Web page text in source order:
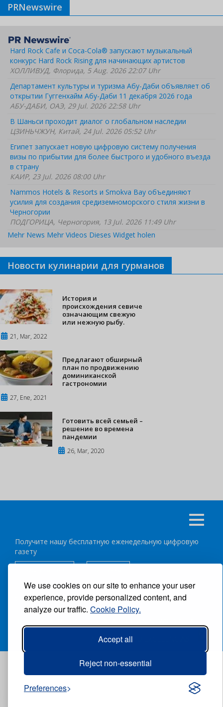
We use cookies on our site to enhance your user
experience, provide personalized content, and
analyze our traffic. Cookie Policy.
Accept all
Reject non-essential
Preferences
PRNewswire
Hard Rock Cafe и Coca-Cola® запускают музыкальный
конкурс Hard Rock Rising для начинающих артистов
ХОЛЛИВУД, Флорида, 5 Aug. 2026 22:07 Uhr
Департамент культуры и туризма Абу-Даби объявляет об
открытии Гуггенхайм Абу-Даби 11 декабря 2026 года
АБУ-ДАБИ, ОАЭ, 29 Jul. 2026 22:58 Uhr
В Шаньси проходит диалог о глобальном наследии
ЦЗИНЬЧЖУН, Китай, 24 Jul. 2026 05:52 Uhr
Египет запускает новую цифровую систему получения
визы по прибытии для более быстрого и удобного въезда
в страну
КАИР, 23 Jul. 2026 08:00 Uhr
Nammos Hotels & Resorts и Smokva Bay объединяют
усилия для создания средиземноморского стиля жизни в
Черногории
ПОДГОРИЦА, Черногория, 13 Jul. 2026 11:49 Uhr
Mehr News Mehr Videos Dieses Widget holen
Новости кулинарии для гурманов
История и
происхождения севиче
означающим свежую
или нежную рыбу.
21, Mar, 2022
Предлагают обширный
план по продвижению
доминиканской
гастрономии
27, Ene, 2021
Готовить всей семьей –
решение во времена
пандемии
26, Mar, 2020
Получите нашу бесплатную еженедельную цифровую
газету
Следуйте за нами:
АВТОР:GRUPO EXCELENCIAS.